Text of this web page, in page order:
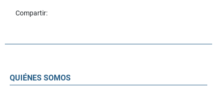
Compartir:
QUIÉNES SOMOS